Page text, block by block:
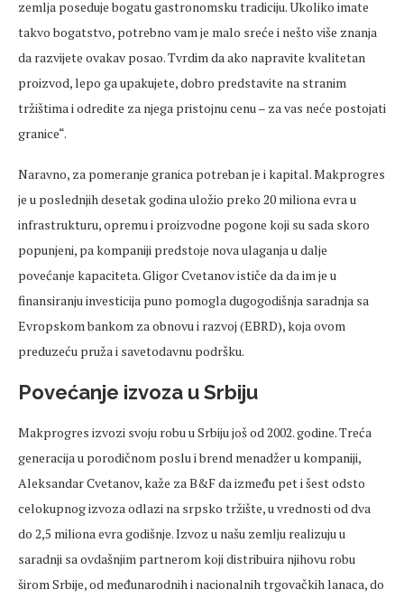
zemlja poseduje bogatu gastronomsku tradiciju. Ukoliko imate
takvo bogatstvo, potrebno vam je malo sreće i nešto više znanja
da razvijete ovakav posao. Tvrdim da ako napravite kvalitetan
proizvod, lepo ga upakujete, dobro predstavite na stranim
tržištima i odredite za njega pristojnu cenu – za vas neće postojati
granice“.
Naravno, za pomeranje granica potreban je i kapital. Makprogres
je u poslednjih desetak godina uložio preko 20 miliona evra u
infrastrukturu, opremu i proizvodne pogone koji su sada skoro
popunjeni, pa kompaniji predstoje nova ulaganja u dalje
povećanje kapaciteta. Gligor Cvetanov ističe da da im je u
finansiranju investicija puno pomogla dugogodišnja saradnja sa
Evropskom bankom za obnovu i razvoj (EBRD), koja ovom
preduzeću pruža i savetodavnu podršku.
Povećanje izvoza u Srbiju
Makprogres izvozi svoju robu u Srbiju još od 2002. godine. Treća
generacija u porodičnom poslu i brend menadžer u kompaniji,
Aleksandar Cvetanov, kaže za B&F da između pet i šest odsto
celokupnog izvoza odlazi na srpsko tržište, u vrednosti od dva
do 2,5 miliona evra godišnje. Izvoz u našu zemlju realizuju u
saradnji sa ovdašnjim partnerom koji distribuira njihovu robu
širom Srbije, od međunarodnih i nacionalnih trgovačkih lanaca, do